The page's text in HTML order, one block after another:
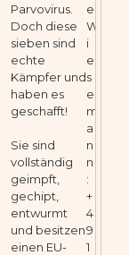
Parvovirus.
Doch diese
sieben sind
echte
Kämpfer und
haben es
geschafft!
Sie sind
vollständig
geimpft,
gechipt,
entwurmt
und besitzen
einen EU-
e
W
i
e
s
e
m
a
n
n
:
+
4
9
1